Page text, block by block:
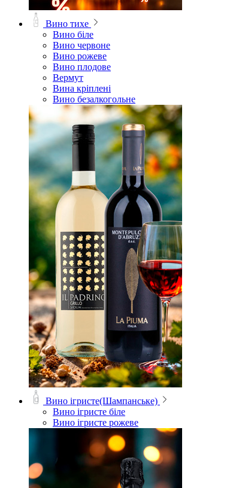
Вино тихе
Вино біле
Вино червоне
Вино рожеве
Вино плодове
Вермут
Вина кріплені
Вино безалкогольне
Вино ігристе(Шампанське)
Вино ігристе біле
Вино ігристе рожеве